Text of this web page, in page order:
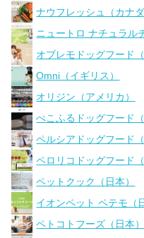
ナウフレッシュ（カナダ
ニュートロ ナチュラル
オブレモドッグフード（
Omni（イギリス）
オリジン（アメリカ）
ぺこふるドッグフード（
ペルシアドッグフード（
ペロリコドッグフード（
ペットクック（日本）
イオンペット ペテモ（
ペトコトフーズ（日本）